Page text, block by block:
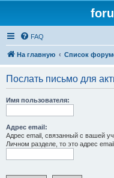
FAQ
На главную Список
Послать письмо для
Имя пользователя:
Адрес email:
Адрес email, связанный с вашей
Личном разделе, то это адрес